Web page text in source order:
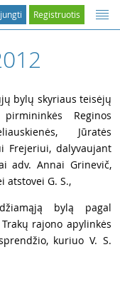
Registruotis
bylų skyriaus teisėjų
Reginos
Jūratės
Frejeriui, dalyvaujant
adv. Annai Grinevič,
atstovei G. S.,
bylą pagal
rajono apylinkės
kuriuo V. S.